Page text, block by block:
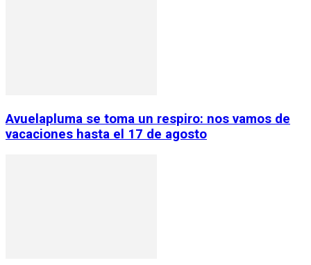
Avuelapluma se toma un respiro: nos vamos de
vacaciones hasta el 17 de agosto